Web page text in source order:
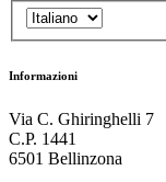
Informazioni
Via C. Ghiringhelli 7
C.P. 1441
6501 Bellinzona